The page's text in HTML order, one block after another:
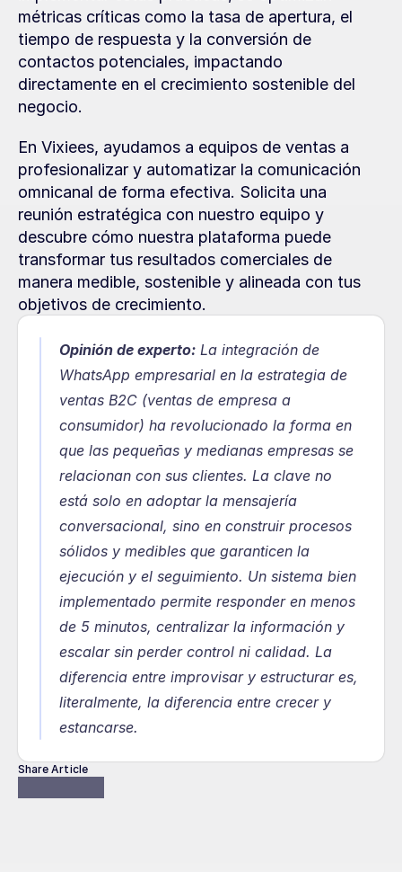
métricas críticas como la tasa de apertura, el
tiempo de respuesta y la conversión de
contactos potenciales, impactando
directamente en el crecimiento sostenible del
negocio.
En Vixiees, ayudamos a equipos de ventas a
profesionalizar y automatizar la comunicación
omnicanal de forma efectiva. Solicita una
reunión estratégica con nuestro equipo y
descubre cómo nuestra plataforma puede
transformar tus resultados comerciales de
manera medible, sostenible y alineada con tus
objetivos de crecimiento.
Opinión de experto: La integración de
WhatsApp empresarial en la estrategia de
ventas B2C (ventas de empresa a
consumidor) ha revolucionado la forma en
que las pequeñas y medianas empresas se
relacionan con sus clientes. La clave no
está solo en adoptar la mensajería
conversacional, sino en construir procesos
sólidos y medibles que garanticen la
ejecución y el seguimiento. Un sistema bien
implementado permite responder en menos
de 5 minutos, centralizar la información y
escalar sin perder control ni calidad. La
diferencia entre improvisar y estructurar es,
literalmente, la diferencia entre crecer y
estancarse.
Share Article